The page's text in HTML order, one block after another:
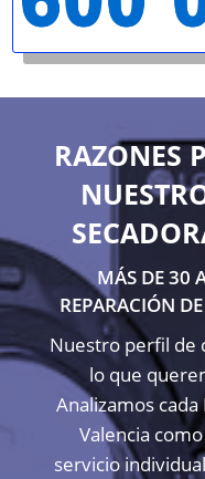
RAZONES
MÁS DE 30
REPARACIÓN
Nuestro perfil de
lo que
Analizamos
Valencia
servicio